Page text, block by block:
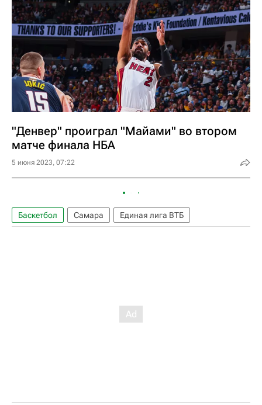
"Денвер" проиграл "Майами" во втором
матче финала НБА
5 июня 2023, 07:22
Баскетбол Самара Единая лига ВТБ